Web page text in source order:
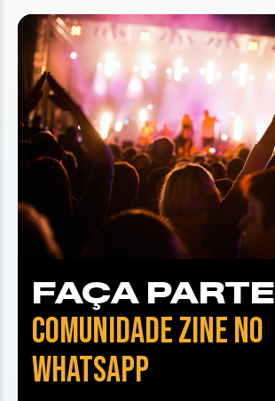
FAÇA PARTE
COMUNIDADE ZINE NO
WHATSAPP